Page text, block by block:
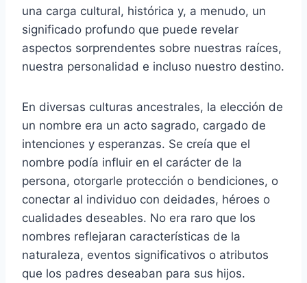
una carga cultural, histórica y, a menudo, un
significado profundo que puede revelar
aspectos sorprendentes sobre nuestras raíces,
nuestra personalidad e incluso nuestro destino.
En diversas culturas ancestrales, la elección de
un nombre era un acto sagrado, cargado de
intenciones y esperanzas. Se creía que el
nombre podía influir en el carácter de la
persona, otorgarle protección o bendiciones, o
conectar al individuo con deidades, héroes o
cualidades deseables. No era raro que los
nombres reflejaran características de la
naturaleza, eventos significativos o atributos
que los padres deseaban para sus hijos.